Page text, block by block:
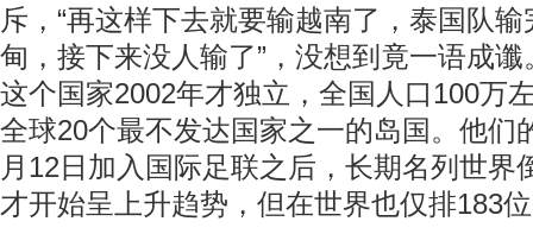
斥，“再这样下去就要输越南了，泰国队
甸，接下来没人输了”，没想到竟一语成
这个国家2002年才独立，全国人口100万
全球20个最不发达国家之一的岛国。他们
月12日加入国际足联之后，长期名列世界
才开始呈上升趋势，但在世界也仅排183